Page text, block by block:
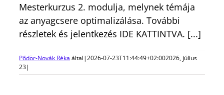
Mesterkurzus 2. modulja, melynek témája
az anyagcsere optimalizálása. További
részletek és jelentkezés IDE KATTINTVA. [...]
Pődör-Novák Réka által|2026-07-23T11:44:49+02:002026, július
23|